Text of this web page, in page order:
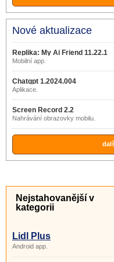
Nové aktualizace
Replika: My Ai Friend 11.22.1
Mobilní app.
Chatgpt 1.2024.004
Aplikace.
Screen Record 2.2
Nahrávání obrazovky mobilu.
Nejstahovanější v
kategorii
Lidl Plus
Android app.